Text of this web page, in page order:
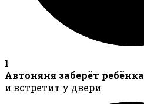
1
Автоняня заберёт ребёнка
и встретит у двери